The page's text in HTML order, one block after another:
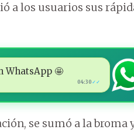
a los usuarios sus
WhatsApp 🤩
04:30 ✓✓
se sumó a la broma